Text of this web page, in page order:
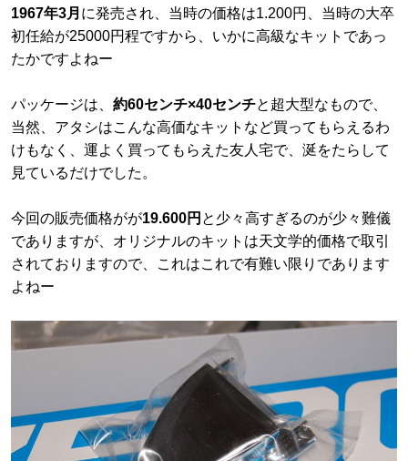
1967年3月 に発売され、当時の価格は1.200円、当時の大卒
初任給が25000円程ですから、いかに高級なキットであっ
たかですよねー
パッケージは、 約60センチ×40センチと超大型なもので、
当然、アタシはこんな高価なキットなど買ってもらえるわ
けもなく、運よく買ってもらえた友人宅で、涎をたらして
見ているだけでした。
今回の販売価格がが19.600円 と少々高すぎるのが少々難儀
でありますが、オリジナルのキットは天文学的価格で取引
されておりますので、これはこれで有難い限りであります
よねー